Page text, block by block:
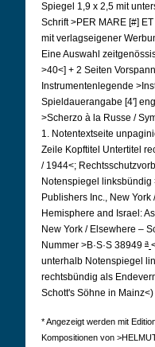
Spiegel 1,9 x 2,5 mit
Schrift >PER MARE [#]
mit verlagseigener
Eine Auswahl
>40<] + 2 Seiten
Instrumentenlegende
Spieldauerangabe [4']
>Scherzo à la Russe /
1. Notentextseite
Zeile Kopftitel Untertitel
/ 1944<;
Notenspiegel
Publishers Inc., New
Hemisphere and Israel:
New York / Elsewhere –
Nummer >B·S·S 38949 a
unterhalb Notenspiegel
rechtsbündig als
Schott's Söhne in
* Angezeigt werden mit
Kompositionen von